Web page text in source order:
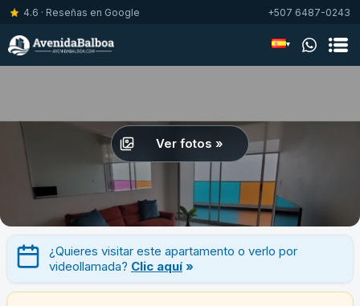
4.6 · Reseñas en Google +507 6487-0243
▾
Ver fotos »
¿Quieres visitar este apartamento o verlo por
videollamada? Clic aquí »